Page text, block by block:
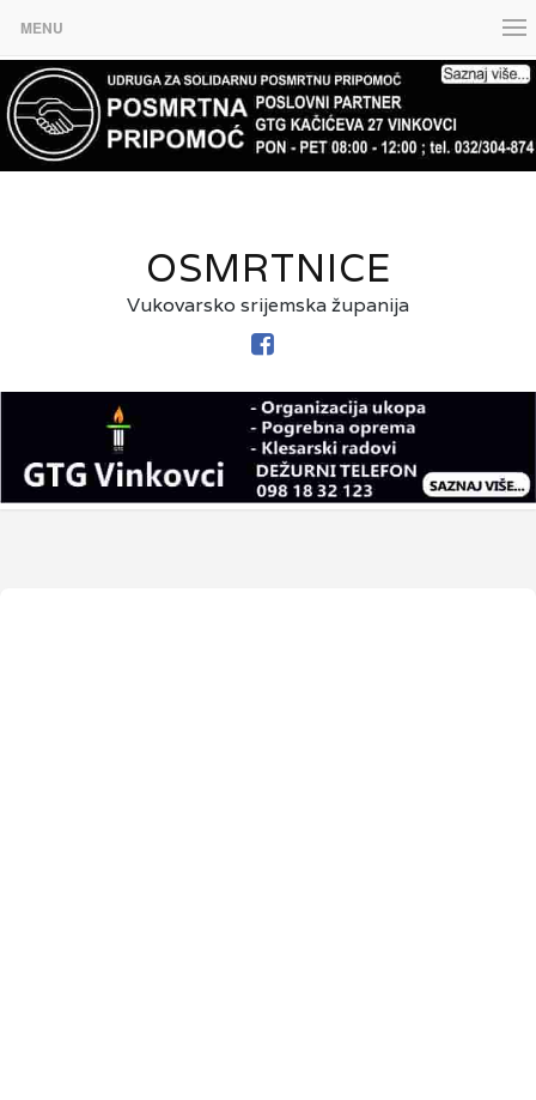
MENU
OSMRTNICE
Vukovarsko srijemska županija